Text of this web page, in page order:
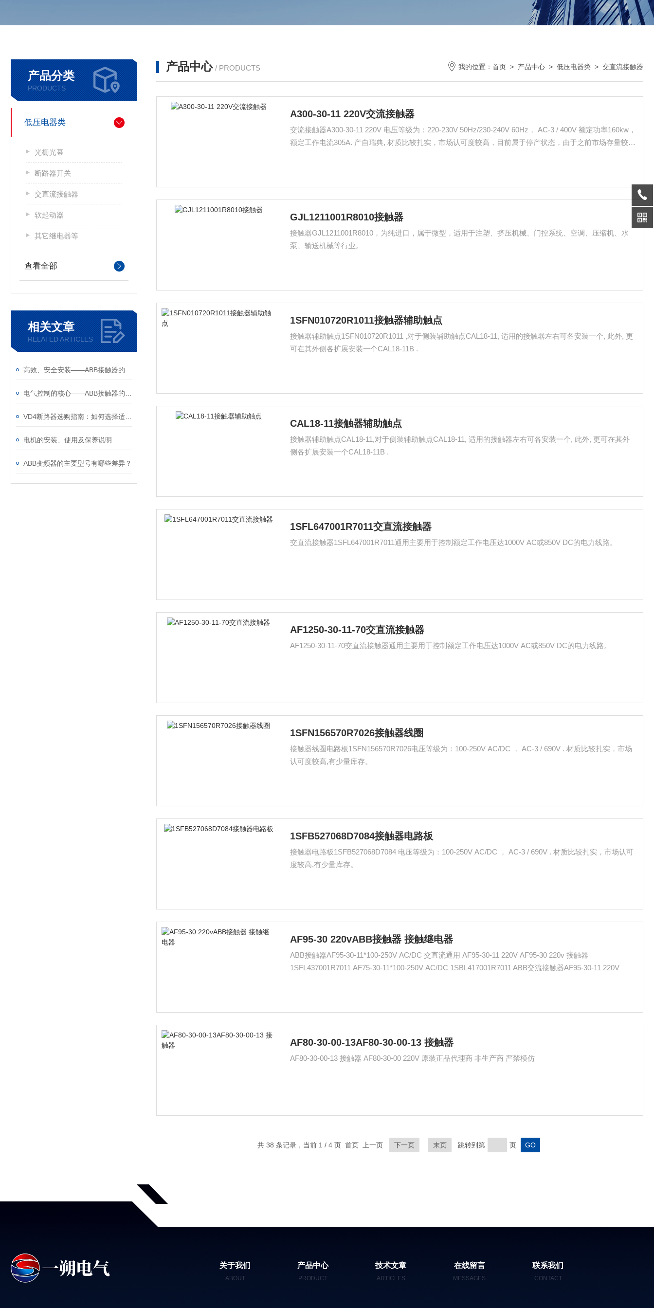
产品分类
PRODUCTS
低压电器类
光栅光幕
断路器开关
交直流接触器
软起动器
其它继电器等
查看全部
相关文章
RELATED ARTICLES
电机的安装、使用及保养说明
ABB变频器的主要型号有哪些差异？
产品中心 / PRODUCTS 我的位置： 首页 > 产品中心 > 低压电器类 > 交直流接触器
A300-30-11 220V交流接触器
交流接触器A300-30-11 220V 电压等级为：220-230V 50Hz/230-240V 60Hz， AC-3 / 400V 额定功率160kw，
额定工作电流305A. 产自瑞典, 材质比较扎实，市场认可度较高，目前属于停产状态，由于之前市场存量较
GJL1211001R8010接触器
接触器GJL1211001R8010，为纯进口，属于微型，适用于注塑、挤压机械、门控系统、空调、压缩机、水
泵、输送机械等行业。
1SFN010720R1011接触器辅助触点
接触器辅助触点1SFN010720R1011 ,对于侧装辅助触点CAL18-11, 适用的接触器左右可各安装一个, 此外, 更
可在其外侧各扩展安装一个CAL18-11B .
CAL18-11接触器辅助触点
接触器辅助触点CAL18-11,对于侧装辅助触点CAL18-11, 适用的接触器左右可各安装一个, 此外, 更可在其外
侧各扩展安装一个CAL18-11B .
1SFL647001R7011交直流接触器
交直流接触器1SFL647001R7011通用主要用于控制额定工作电压达1000V AC或850V DC的电力线路。
AF1250-30-11-70交直流接触器
AF1250-30-11-70交直流接触器通用主要用于控制额定工作电压达1000V AC或850V DC的电力线路。
1SFN156570R7026接触器线圈
接触器线圈电路板1SFN156570R7026电压等级为：100-250V AC/DC ， AC-3 / 690V . 材质比较扎实，市场
认可度较高,有少量库存。
1SFB527068D7084接触器电路板
接触器电路板1SFB527068D7084 电压等级为：100-250V AC/DC ， AC-3 / 690V . 材质比较扎实，市场认可
度较高,有少量库存。
AF95-30 220vABB接触器 接触继电器
ABB接触器AF95-30-11*100-250V AC/DC 交直流通用 AF95-30-11 220V AF95-30 220v 接触器
1SFL437001R7011 AF75-30-11*100-250V AC/DC 1SBL417001R7011 ABB交流接触器AF95-30-11 220V
AF80-30-00-13AF80-30-00-13 接触器
AF80-30-00-13 接触器 AF80-30-00 220V 原装正品代理商 非生产商 严禁模仿
共 38 条记录，当前 1 / 4 页 首页 上一页 下一页 末页 跳转到第 页
关于我们
ABOUT
产品中心
PRODUCT
技术文章
ARTICLES
在线留言
MESSAGES
联系我们
CONTACT